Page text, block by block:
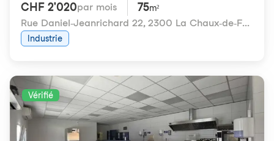
CHF 2'020par mois 75m²
Rue Daniel-Jeanrichard 22, 2300 La Chaux-de-Fonds
Industrie
Vérifié